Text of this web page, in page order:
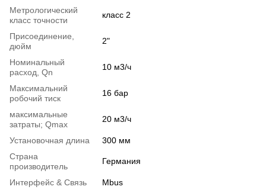
Метрологический
класс точности
класс 2
Присоединение,
дюйм
2"
Номинальный
расход, Qn
10 м3/ч
Максимальний
робочий тиск
16 бар
максимальные
затраты; Qmax
20 м3/ч
Установочная длина
300 мм
Страна
производитель
Германия
Интерфейс & Связь
Mbus